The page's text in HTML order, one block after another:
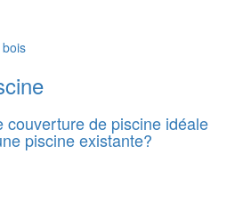
couverture de piscine idéale
piscine existante?